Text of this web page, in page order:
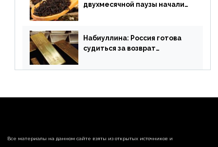
двухмесячной паузы начали
Набиуллина: Россия готова
судиться за возврат
страны
Все материалы на данном сайте взяты из открытых источников и